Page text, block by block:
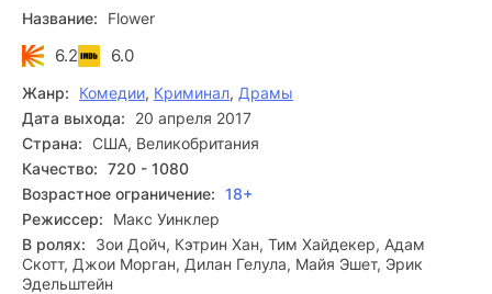
Название: Flower
6.2 6.0
Жанр: Комедии, Криминал, Драмы
Дата выхода:
20 апреля 2017
Страна: США, Великобритания
Качество: 720 - 1080
Возрастное ограничение: 18+
Режиссер:
Макс Уинклер
В ролях:
Зои Дойч, Кэтрин Хан, Тим Хайдекер, Адам
Скотт, Джои Морган, Дилан Гелула, Майя Эшет, Эрик
Эдельштейн